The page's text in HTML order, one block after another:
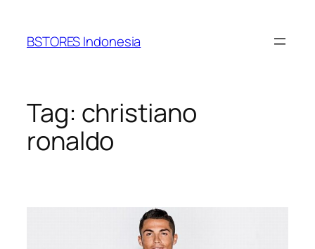
konten
BSTORES Indonesia
Tag: christiano
ronaldo